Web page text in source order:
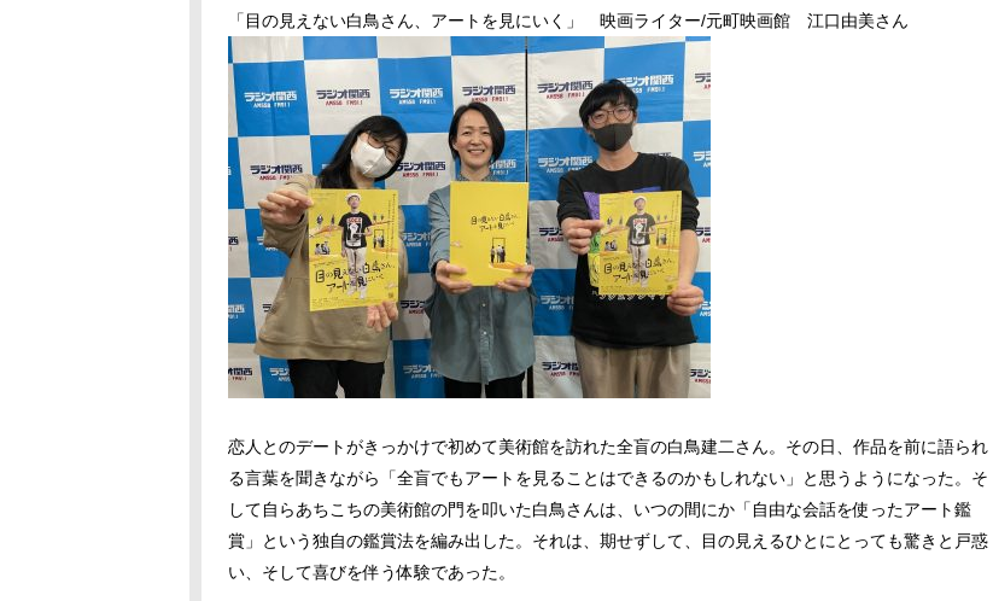
「目の見えない白鳥さん、アートを見にいく」 映画ライター/元町映画館 江口由美さん
恋人とのデートがきっかけで初めて美術館を訪れた全盲の白鳥建二さん。その日、作品を前に語られ
る言葉を聞きながら「全盲でもアートを見ることはできるのかもしれない」と思うようになった。そ
して自らあちこちの美術館の門を叩いた白鳥さんは、いつの間にか「自由な会話を使ったアート鑑
賞」という独自の鑑賞法を編み出した。それは、期せずして、目の見えるひとにとっても驚きと戸惑
い、そして喜びを伴う体験であった。